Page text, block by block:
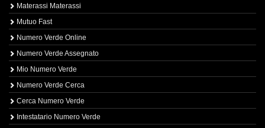
Materassi Materassi
Mutuo Fast
Numero Verde Online
Numero Verde Assegnato
Mio Numero Verde
Numero Verde Cerca
Cerca Numero Verde
Intestatario Numero Verde